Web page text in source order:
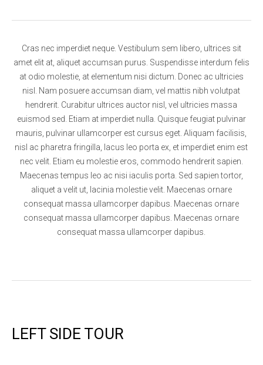
Cras nec imperdiet neque. Vestibulum sem libero, ultrices sit
amet elit at, aliquet accumsan purus. Suspendisse interdum felis
at odio molestie, at elementum nisi dictum. Donec ac ultricies
nisl. Nam posuere accumsan diam, vel mattis nibh volutpat
hendrerit. Curabitur ultrices auctor nisl, vel ultricies massa
euismod sed. Etiam at imperdiet nulla. Quisque feugiat pulvinar
mauris, pulvinar ullamcorper est cursus eget. Aliquam facilisis,
nisl ac pharetra fringilla, lacus leo porta ex, et imperdiet enim est
nec velit. Etiam eu molestie eros, commodo hendrerit sapien.
Maecenas tempus leo ac nisi iaculis porta. Sed sapien tortor,
aliquet a velit ut, lacinia molestie velit. Maecenas ornare
consequat massa ullamcorper dapibus. Maecenas ornare
consequat massa ullamcorper dapibus. Maecenas ornare
consequat massa ullamcorper dapibus.
LEFT SIDE TOUR